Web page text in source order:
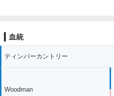
血統
ティンバーカントリー
Woodman